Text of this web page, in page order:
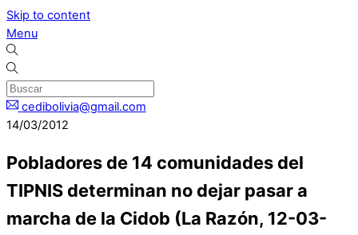
Skip to content
Menu
cedibolivia@gmail.com
14/03/2012
Pobladores de 14 comunidades del
TIPNIS determinan no dejar pasar a
marcha de la Cidob (La Razón, 12-03-